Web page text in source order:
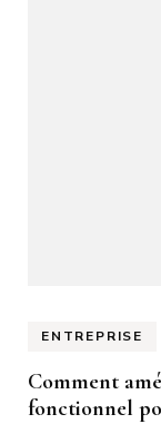
ENTREPRISE
Comment
fonctionnel